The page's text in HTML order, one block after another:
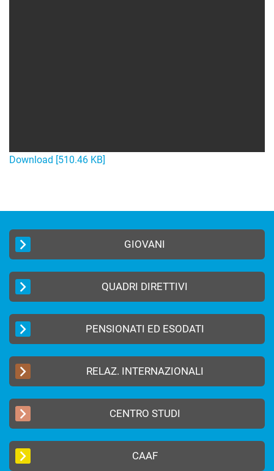
Download [510.46 KB]
GIOVANI
QUADRI DIRETTIVI
PENSIONATI ED ESODATI
RELAZ. INTERNAZIONALI
CENTRO STUDI
CAAF